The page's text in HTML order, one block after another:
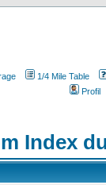
1/4 Mile Table
Profil
Index